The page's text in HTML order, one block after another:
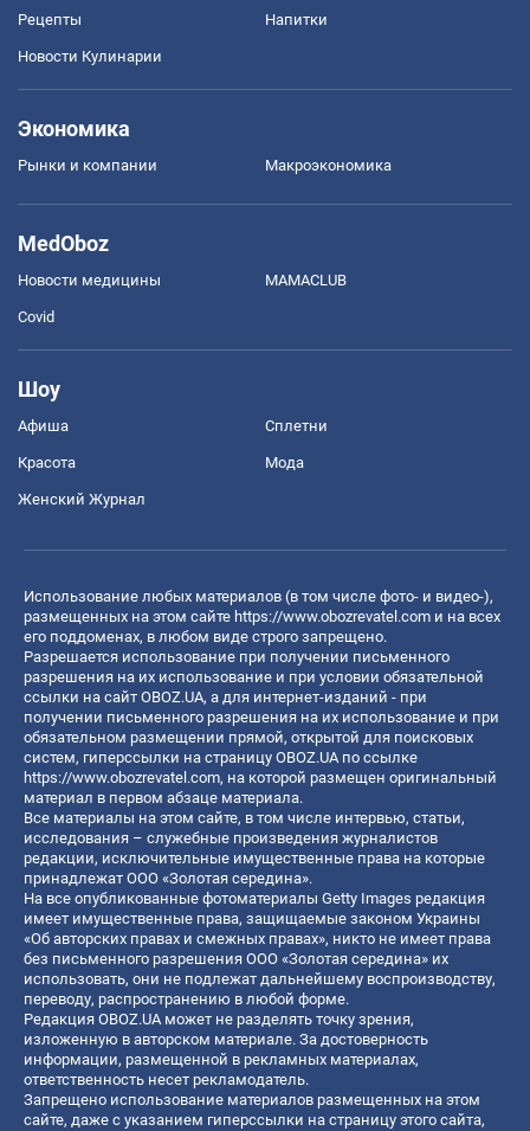
Рецепты Напитки
Новости Кулинарии
Экономика
Рынки и компании Mакроэкономика
MedOboz
Новости медицины MAMACLUB
Covid
Шоу
Афиша Сплетни
Красота Мода
Женский Журнал
Использование любых материалов (в том числе фото- и видео-),
размещенных на этом сайте https://www.obozrevatel.com и на всех
его поддоменах, в любом виде строго запрещено.
Разрешается использование при получении письменного
разрешения на их использование и при условии обязательной
ссылки на сайт OBOZ.UA, а для интернет-изданий - при
получении письменного разрешения на их использование и при
обязательном размещении прямой, открытой для поисковых
систем, гиперссылки на страницу OBOZ.UA по ссылке
https://www.obozrevatel.com, на которой размещен оригинальный
материал в первом абзаце материала.
Все материалы на этом сайте, в том числе интервью, статьи,
исследования – служебные произведения журналистов
редакции, исключительные имущественные права на которые
принадлежат ООО «Золотая середина».
На все опубликованные фотоматериалы Getty Images редакция
имеет имущественные права, защищаемые законом Украины
«Об авторских правах и смежных правах», никто не имеет права
без письменного разрешения ООО «Золотая середина» их
использовать, они не подлежат дальнейшему воспроизводству,
переводу, распространению в любой форме.
Редакция OBOZ.UA может не разделять точку зрения,
изложенную в авторском материале. За достоверность
информации, размещенной в рекламных материалах,
ответственность несет рекламодатель.
Запрещено использование материалов размещенных на этом
сайте, даже с указанием гиперссылки на страницу этого сайта,